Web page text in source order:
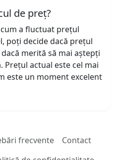
de preț?
a fluctuat prețul
poți decide dacă prețul
merită să mai aștepți
Prețul actual este cel mai
este un moment excelent
frecvente
Contact